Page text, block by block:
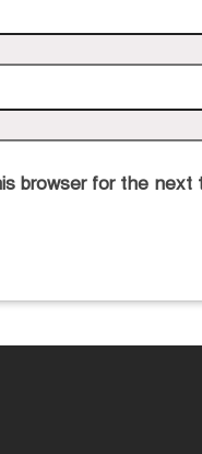
browser for the next